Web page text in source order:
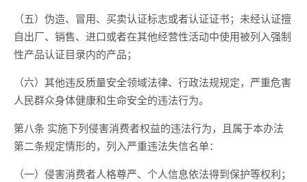
（五）伪造、冒用、买卖认证标志或者认证证书；未经认证擅
自出厂、销售、进口或者在其他经营性活动中使用被列入强制
性产品认证目录内的产品；
（六）其他违反质量安全领域法律、行政法规规定，严重危害
人民群众身体健康和生命安全的违法行为。
第八条 实施下列侵害消费者权益的违法行为，且属于本办法
第二条规定情形的，列入严重违法失信名单：
（一）侵害消费者人格尊严、个人信息依法得到保护等权利；